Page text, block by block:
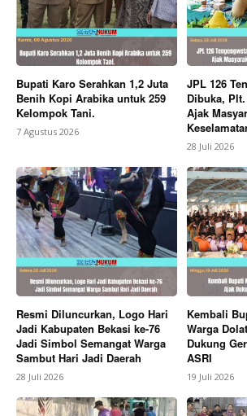
News Week
Magazine PRO
SUBSCRIBE NOW
Company
About
Bupati Karo Serahkan 1,2 Juta
Benih Kopi Arabika untuk 259
Kelompok Tani.
7 Agustus 2026
JPL 126
Dibuka,
Ajak
28 Juli 2026
Resmi Diluncurkan, Logo Hari
Jadi Kabupaten Bekasi ke-76
Jadi Simbol Semangat Warga
Sambut Hari Jadi Daerah
28 Juli 2026
Kembali
Warga
Dukung
ASRI
19 Juli 2026